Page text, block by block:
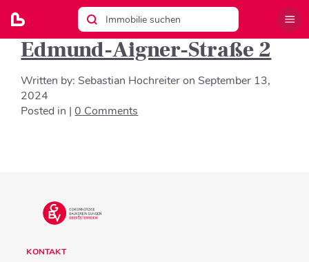
Edmund-Aigner-Straße 2
Written by:Sebastian HochreiteronSeptember 13,
2024
Posted in |0 Comments
KONTAKT